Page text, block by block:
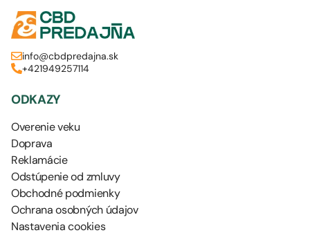
info@cbdpredajna.sk
+421949257114
ODKAZY
Overenie veku
Doprava
Reklamácie
Odstúpenie od zmluvy
Obchodné podmienky
Ochrana osobných údajov
Nastavenia cookies